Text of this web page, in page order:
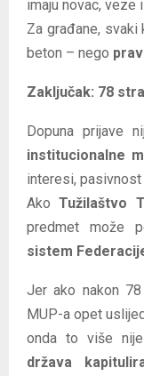
imaju novac, veze
Za građane,
beton – nego
Zaključak: 78
Dopuna prijave
institucionalne
interesi,
AkoTužilaštvo
predmet može
sistem
Jer ako nakon
MUP-a opet
onda to više
država